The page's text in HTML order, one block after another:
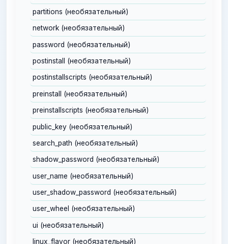
partitions (необязательный)
network (необязательный)
password (необязательный)
postinstall (необязательный)
postinstallscripts (необязательный)
preinstall (необязательный)
preinstallscripts (необязательный)
public_key (необязательный)
search_path (необязательный)
shadow_password (необязательный)
user_name (необязательный)
user_shadow_password (необязательный)
user_wheel (необязательный)
ui (необязательный)
linux_flavor (необязательный)